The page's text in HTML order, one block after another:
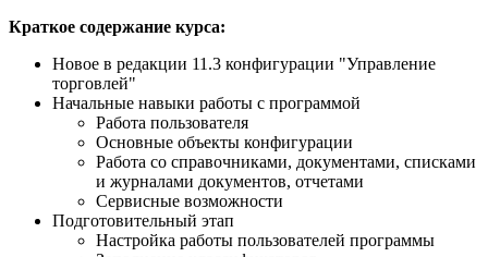
Краткое содержание курса:
Новое в редакции 11.3 конфигурации "Управление
торговлей"
Начальные навыки работы с программой
Работа пользователя
Основные объекты конфигурации
Работа со справочниками, документами, списками
и журналами документов, отчетами
Сервисные возможности
Подготовительный этап
Настройка работы пользователей программы